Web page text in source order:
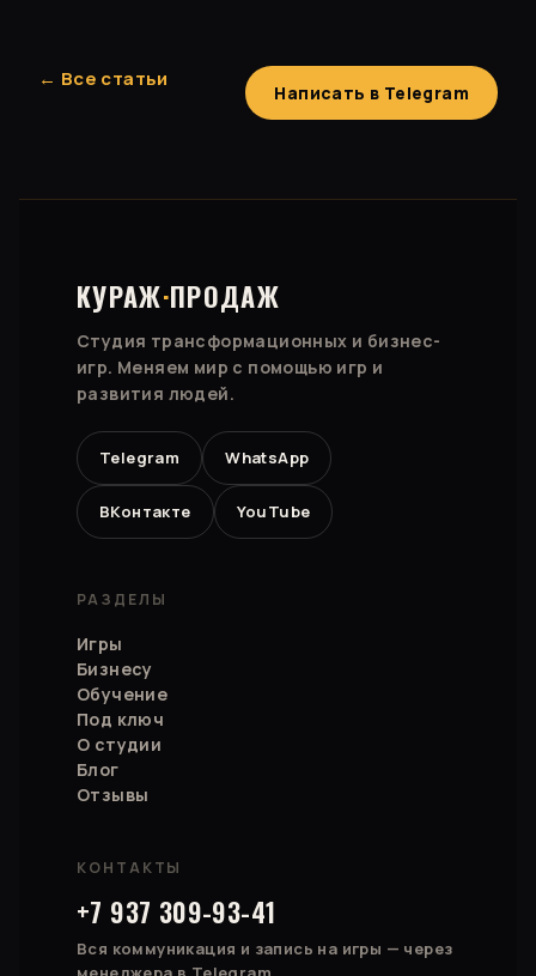
← Все статьи
Написать в Telegram
КУРАЖ·ПРОДАЖ
Студия трансформационных и бизнес-
игр. Меняем мир с помощью игр и
развития людей.
Telegram WhatsApp
ВКонтакте YouTube
РАЗДЕЛЫ
Игры
Бизнесу
Обучение
Под ключ
О студии
Блог
Отзывы
КОНТАКТЫ
+7 937 309-93-41
Вся коммуникация и запись на игры — через